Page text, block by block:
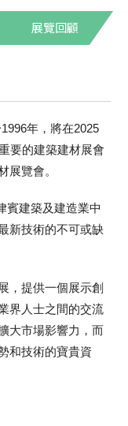
展覽回顧
年，將在2025
要的建築建材展會
展覽會。
賓建築及建造業中
新技術的不可或缺
，提供一個展示創
界人士之間的交流
大市場影響力，而
和技術的寶貴資